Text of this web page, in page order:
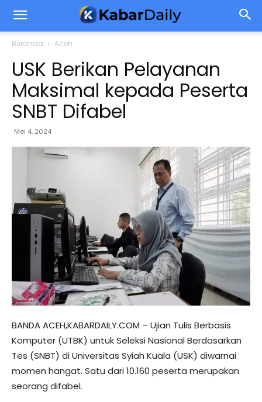
Beranda Aceh
USK Berikan Pelayanan
Maksimal kepada Peserta
SNBT Difabel
Mei 4, 2024
BANDA ACEH,KABARDAILY.COM – Ujian Tulis Berbasis
Komputer (UTBK) untuk Seleksi Nasional Berdasarkan
Tes (SNBT) di Universitas Syiah Kuala (USK) diwarnai
momen hangat. Satu dari 10.160 peserta merupakan
seorang difabel.